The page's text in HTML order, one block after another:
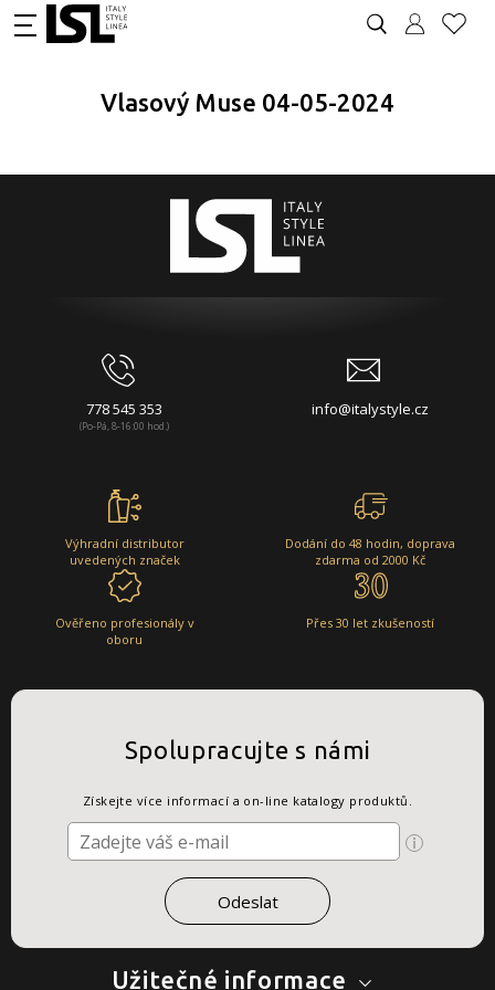
Vlasový Muse 04-05-2024
778 545 353
(Po-Pá, 8-16:00 hod.)
info@italystyle.cz
Výhradní distributor
uvedených značek
Dodání do 48 hodin, doprava
zdarma od 2000 Kč
Ověřeno profesionály v
oboru
Přes 30 let zkušeností
Užitečné informace
Spolupracujte s námi
Získejte více informací a on-line katalogy produktů.